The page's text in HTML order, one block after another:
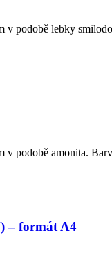
v podobě lebky
v podobě amonita.
– formát A4